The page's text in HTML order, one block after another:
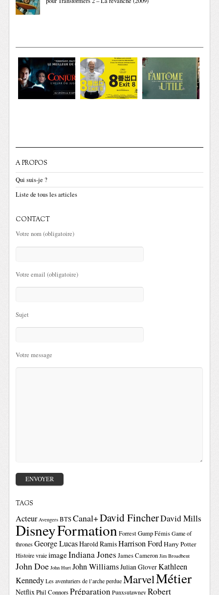
A PROPOS
Qui suis-je ?
Liste de tous les articles
CONTACT
Votre nom (obligatoire)
Votre email (obligatoire)
Sujet
Votre message
TAGS
Acteur Avengers BTSCanal+David FincherDavid Mills
DisneyFormationForrest GumpFémis Game of
thrones George LucasHarold RamisHarrison FordHarry Potter
Histoire vraie imageIndiana Jones James Cameron Jim Broadbent
John Doe John Hurt John WilliamsJulian GloverKathleen
Kennedy Les aventuriers de l’arche perdue MarvelMétier
NetflixPhil ConnorsPréparation Punxsutawney Robert